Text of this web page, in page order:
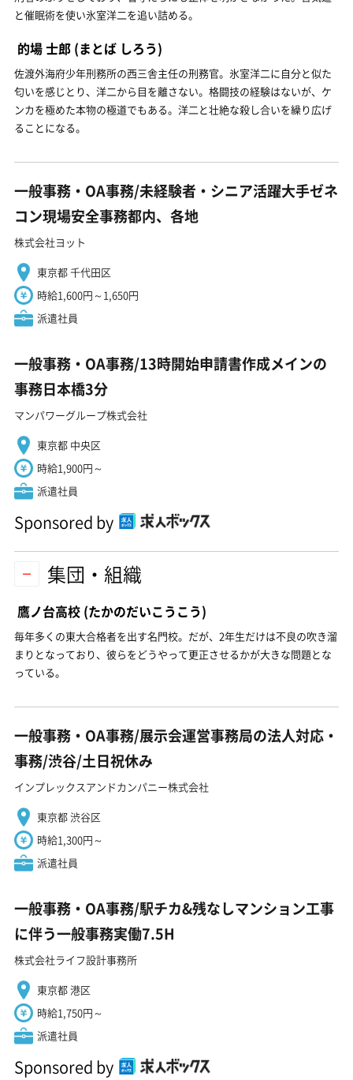
と催眠術を使い氷室洋二を追い詰める。
的場 士郎 (まとば しろう)
佐渡外海府少年刑務所の西三舎主任の刑務官。氷室洋二に自分と似た
匂いを感じとり、洋二から目を離さない。格闘技の経験はないが、ケ
ンカを極めた本物の極道でもある。洋二と壮絶な殺し合いを繰り広げ
ることになる。
一般事務・OA事務/未経験者・シニア活躍大手ゼネ
コン現場安全事務都内、各地
株式会社ヨット
東京都 千代田区
時給1,600円～1,650円
派遣社員
一般事務・OA事務/13時開始申請書作成メインの
事務日本橋3分
マンパワーグループ株式会社
東京都 中央区
時給1,900円～
派遣社員
Sponsored by
集団・組織
鷹ノ台高校 (たかのだいこうこう)
毎年多くの東大合格者を出す名門校。だが、2年生だけは不良の吹き溜
まりとなっており、彼らをどうやって更正させるかが大きな問題とな
っている。
一般事務・OA事務/展示会運営事務局の法人対応・
事務/渋谷/土日祝休み
インプレックスアンドカンパニー株式会社
東京都 渋谷区
時給1,300円～
派遣社員
一般事務・OA事務/駅チカ&残なしマンション工事
に伴う一般事務実働7.5H
株式会社ライフ設計事務所
東京都 港区
時給1,750円～
派遣社員
Sponsored by